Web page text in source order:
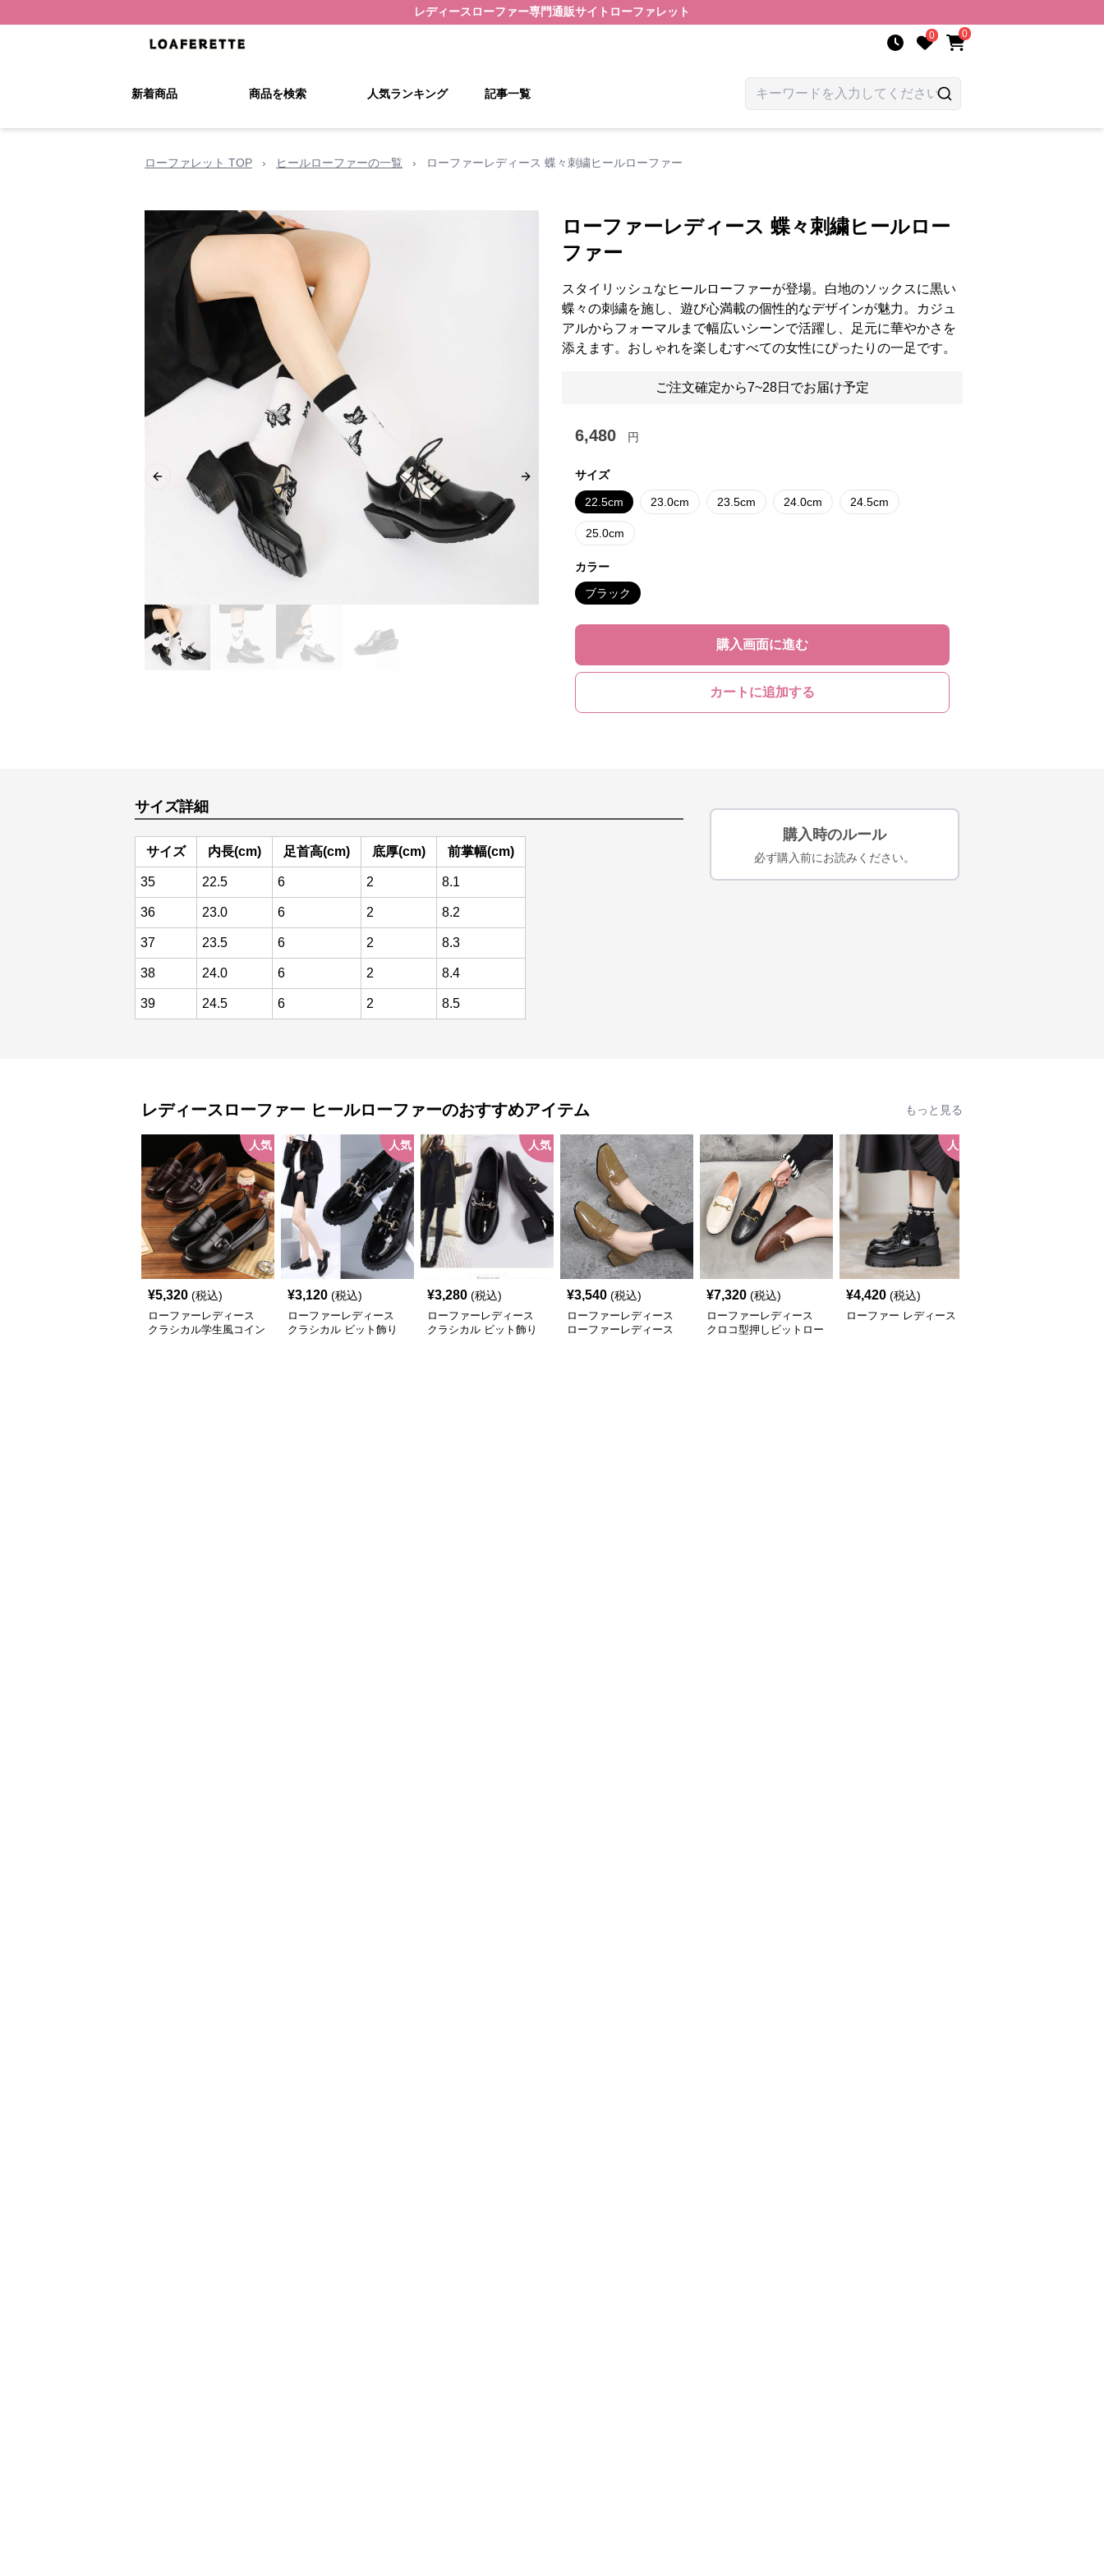
レディースローファー専門通販サイト ローファレット
0 0
新着商品 商品を検索 人気ランキング 記事一覧
ローファレット TOP › ヒールローファーの一覧 › ローファーレディース 蝶々刺繍ヒールローファー
Previous slide Next slide
ローファーレディース 蝶々刺繍ヒールロー
ファー
スタイリッシュなヒールローファーが登場。白地のソックスに黒い
蝶々の刺繍を施し、遊び心満載の個性的なデザインが魅力。カジュ
アルからフォーマルまで幅広いシーンで活躍し、足元に華やかさを
添えます。おしゃれを楽しむすべての女性にぴったりの一足です。
ご注文確定から7~28日でお届け予定
6,480 円
サイズ
22.5cm 23.0cm 23.5cm 24.0cm 24.5cm
25.0cm
カラー
ブラック
購入画面に進む
カートに追加する
サイズ詳細
サイズ 内長(cm) 足首高(cm) 底厚(cm) 前掌幅(cm)
35 22.5 6 2 8.1
36 23.0 6 2 8.2
37 23.5 6 2 8.3
38 24.0 6 2 8.4
39 24.5 6 2 8.5
購入時のルール
必ず購入前にお読みください。
レディースローファー ヒールローファーのおすすめアイテム もっと見る
人気
¥5,320 (税込)
ローファーレディース
クラシカル学生風コイン
人気
¥3,120 (税込)
ローファーレディース
クラシカル ビット飾り
人気
¥3,280 (税込)
ローファーレディース
クラシカル ビット飾り
¥3,540 (税込)
ローファーレディース
ローファーレディース
¥7,320 (税込)
ローファーレディース
クロコ型押しビットロー
人気
¥4,420 (税込)
ローファー レディース